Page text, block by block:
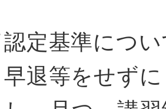
認定基準につ
退等をせず